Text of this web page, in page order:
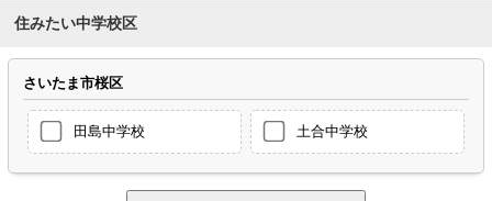
住みたい中学校区
さいたま市桜区
田島中学校 土合中学校